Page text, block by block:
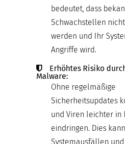
bedeutet, dass
Schwachstellen
werden und Ihr
Angriffe wird.
Erhöhtes Risiko
Malware:
Ohne regelmäßige
Sicherheitsupdates
und Viren leichter in
eindringen. Dies
Systemausfällen